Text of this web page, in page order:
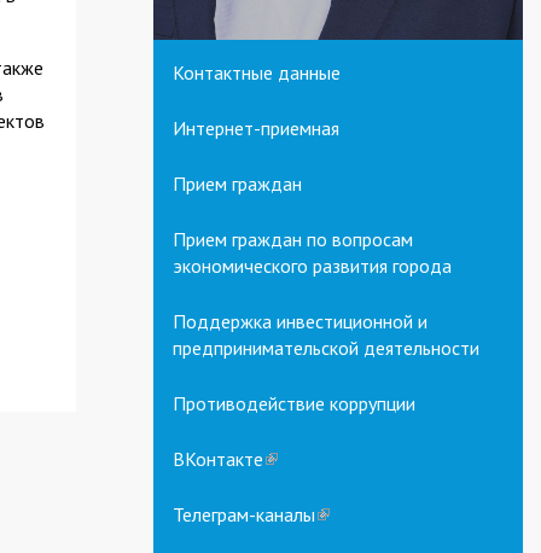
Контактные данные
Интернет-приемная
Прием граждан
Прием граждан по вопросам
экономического развития города
Поддержка инвестиционной и
предпринимательской деятельности
Противодействие коррупции
ВКонтакте(link
external)
Телеграм-каналы(link